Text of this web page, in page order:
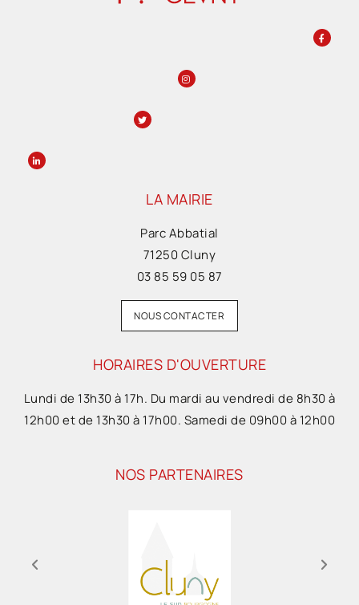
LA MAIRIE
Parc Abbatial
71250 Cluny
03 85 59 05 87
NOUS CONTACTER
HORAIRES D'OUVERTURE
Lundi de 13h30 à 17h. Du mardi au vendredi de 8h30 à
12h00 et de 13h30 à 17h00. Samedi de 09h00 à 12h00
NOS PARTENAIRES